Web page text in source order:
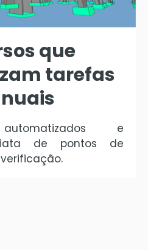
que
tarefas
e
de pontos de
.